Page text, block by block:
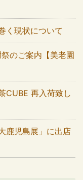
く現状について
のご案内【美老園
CUBE 再入荷致し
鹿児島展」に出店